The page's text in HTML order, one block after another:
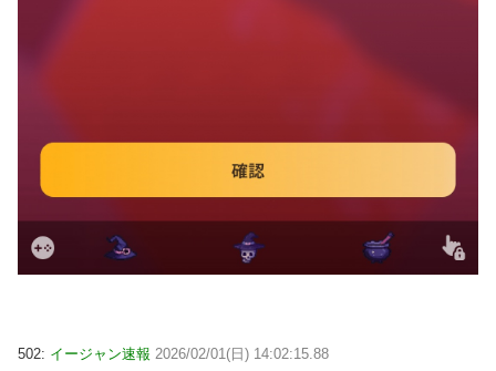
502: イージャン速報 2026/02/01(日) 14:02:15.88